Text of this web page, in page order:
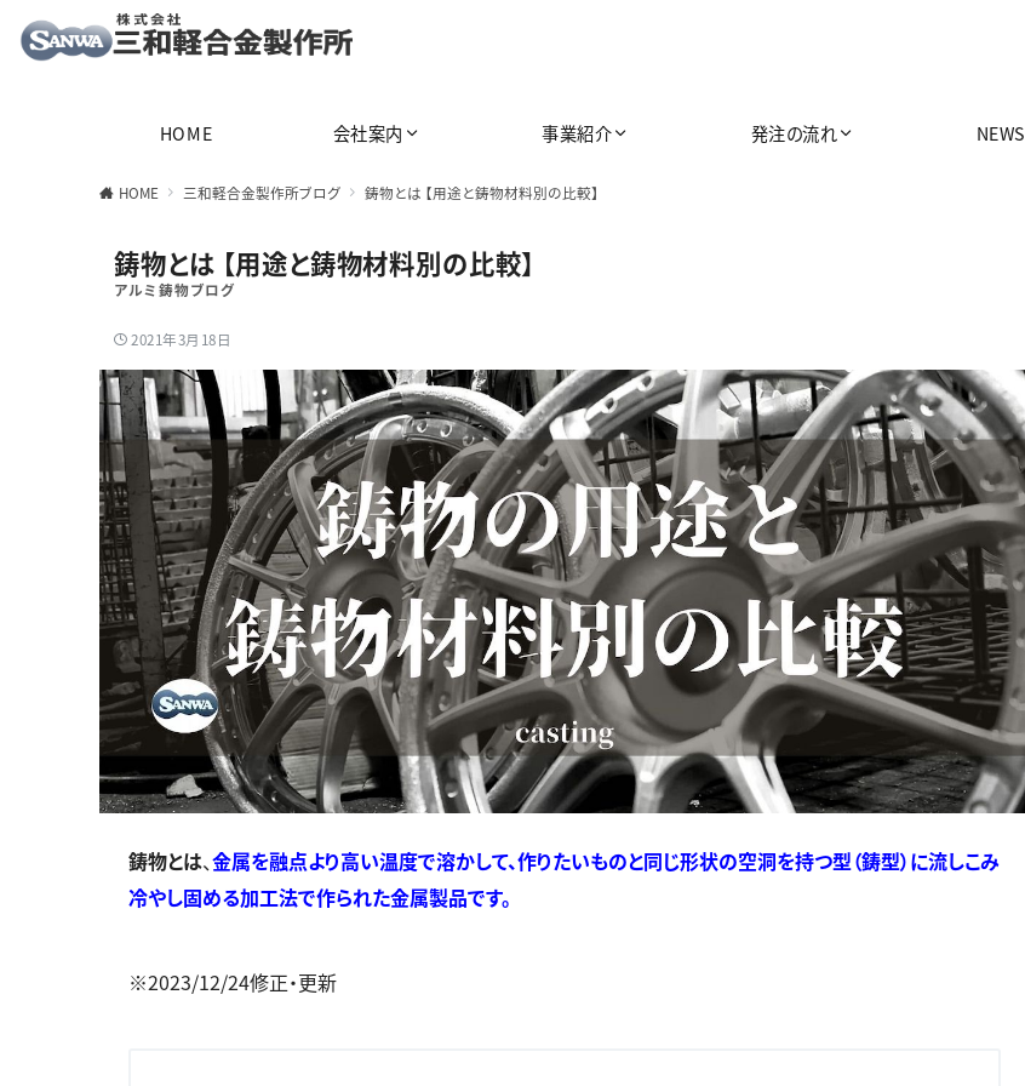
HOME 会社案内 事業紹介 発注の流れ NEWS
HOME 三和軽合金製作所ブログ 鋳物とは 【用途と鋳物材料別の比較】
鋳物とは 【用途と鋳物材料別の比較】
アルミ鋳物ブログ
2021年3月18日
鋳物とは、金属を融点より高い温度で溶かして、作りたいものと同じ形状の空洞を持つ型（鋳型）に流しこみ
冷やし固める加工法で作られた金属製品です。
※2023/12/24修正・更新